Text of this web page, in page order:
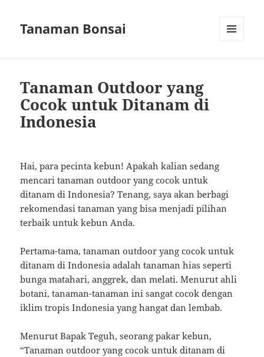
Tanaman Bonsai
Tanaman Outdoor yang
Cocok untuk Ditanam di
Indonesia
Hai, para pecinta kebun! Apakah kalian sedang
mencari tanaman outdoor yang cocok untuk
ditanam di Indonesia? Tenang, saya akan berbagi
rekomendasi tanaman yang bisa menjadi pilihan
terbaik untuk kebun Anda.
Pertama-tama, tanaman outdoor yang cocok untuk
ditanam di Indonesia adalah tanaman hias seperti
bunga matahari, anggrek, dan melati. Menurut ahli
botani, tanaman-tanaman ini sangat cocok dengan
iklim tropis Indonesia yang hangat dan lembab.
Menurut Bapak Teguh, seorang pakar kebun,
“Tanaman outdoor yang cocok untuk ditanam di